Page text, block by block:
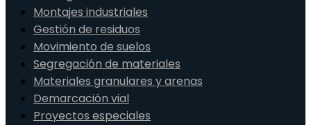
Montajes industriales
Gestión de residuos
Movimiento de suelos
Segregación de materiales
Materiales granulares y arenas
Demarcación vial
Proyectos especiales